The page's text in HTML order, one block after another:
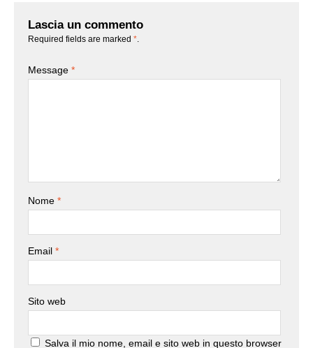
Lascia un commento
Required fields are marked *
Message *
Nome *
Email *
Sito web
Salva il mio nome, email e sito web in questo browser